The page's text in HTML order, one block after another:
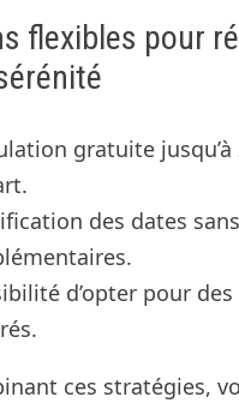
flexibles pour
gratuite jusqu’à
des dates
d’opter pour
ces stratégies,